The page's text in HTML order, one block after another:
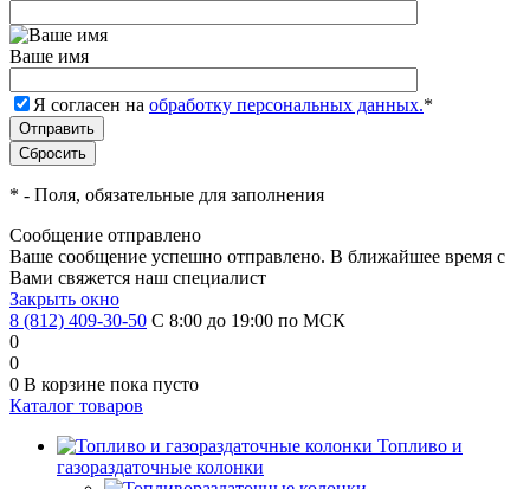
Ваше имя
Я согласен на обработку персональных данных.*
* - Поля, обязательные для заполнения
Сообщение отправлено
Ваше сообщение успешно отправлено. В ближайшее время с
Вами свяжется наш специалист
Закрыть окно
8 (812) 409-30-50 С 8:00 до 19:00 по МСК
0
0
0 В корзине пока пусто
Каталог товаров
Топливо и
газораздаточные колонки